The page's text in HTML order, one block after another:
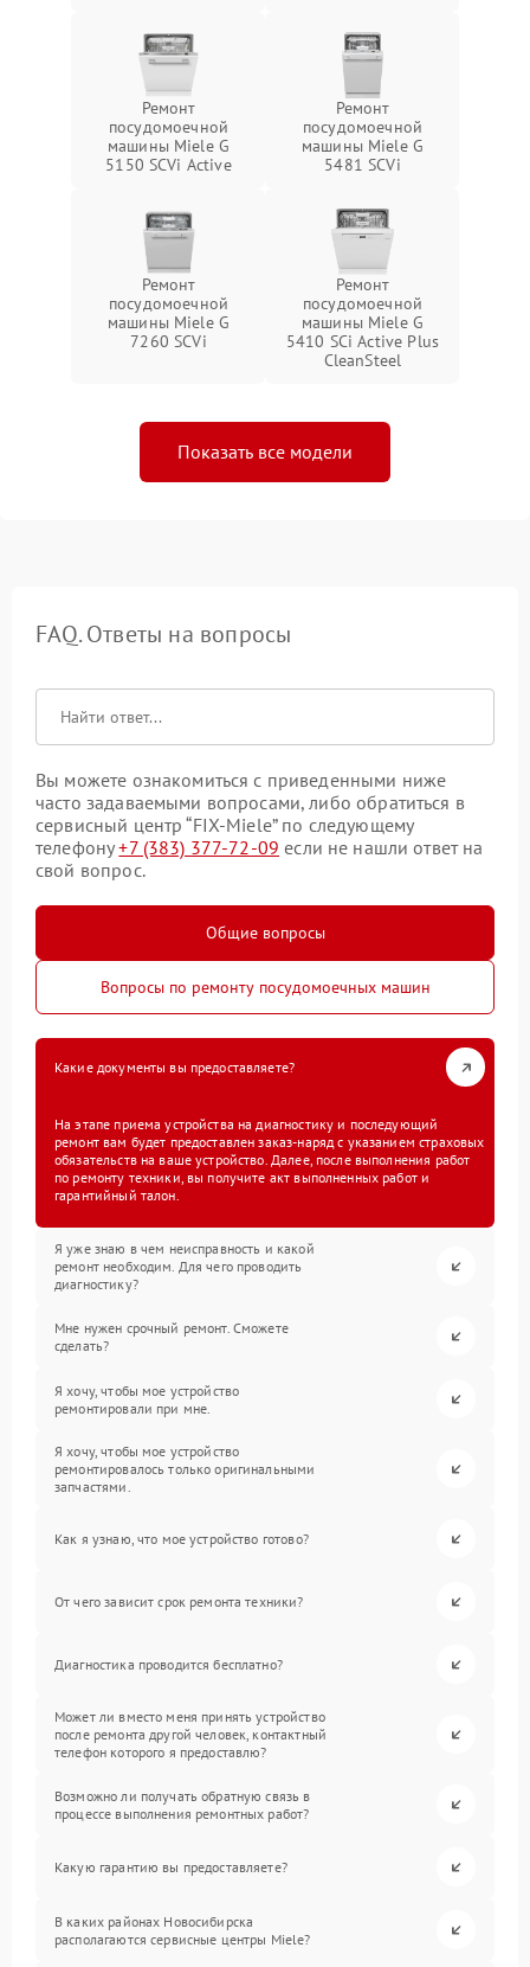
Ремонт
посудомоечной
машины Miele G
5150 SCVi Active
Ремонт
посудомоечной
машины Miele G
5481 SCVi
Ремонт
посудомоечной
машины Miele G
7260 SCVi
Ремонт
посудомоечной
машины Miele G
5410 SCi Active Plus
CleanSteel
Показать все модели
FAQ. Ответы на вопросы
Вы можете ознакомиться с приведенными ниже
часто задаваемыми вопросами, либо обратиться в
сервисный центр “FIX-Miele” по следующему
телефону+7 (383) 377-72-09 если не нашли ответ на
свой вопрос.
Общие вопросы
Вопросы по ремонту посудомоечных машин
Какие документы вы предоставляете?
На этапе приема устройства на диагностику и последующий
ремонт вам будет предоставлен заказ-наряд с указанием страховых
обязательств на ваше устройство. Далее, после выполнения работ
по ремонту техники, вы получите акт выполненных работ и
гарантийный талон.
Я уже знаю в чем неисправность и какой
ремонт необходим. Для чего проводить
диагностику?
Мне нужен срочный ремонт. Сможете
сделать?
Я хочу, чтобы мое устройство
ремонтировали при мне.
Я хочу, чтобы мое устройство
ремонтировалось только оригинальными
запчастями.
Как я узнаю, что мое устройство готово?
От чего зависит срок ремонта техники?
Диагностика проводится бесплатно?
Может ли вместо меня принять устройство
после ремонта другой человек, контактный
телефон которого я предоставлю?
Возможно ли получать обратную связь в
процессе выполнения ремонтных работ?
Какую гарантию вы предоставляете?
В каких районах Новосибирска
располагаются сервисные центры Miele?